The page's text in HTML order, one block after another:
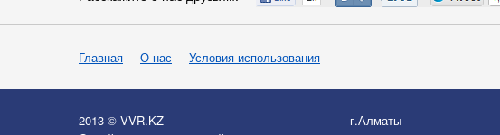
Главная О нас Условия использования
2013 © VVR.KZ
г.Алматы